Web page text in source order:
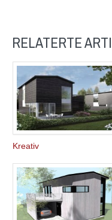
RELATERTE
Kreativ